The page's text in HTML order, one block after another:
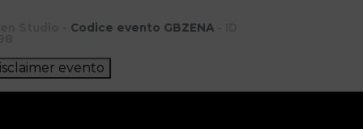
Codice evento GBZENA
evento